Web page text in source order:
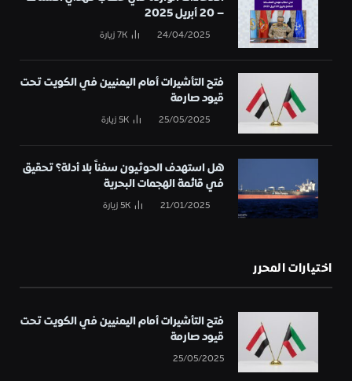
– 20 أبريل 2025
24/04/2025
7Kزيارة
فتح التأشيرات أمام اليمنيين في الكويت تحت
قيود صارمة
25/05/2025
5Kزيارة
هل استهدف الحوثيون سفناً بلا أدلة؟ تحقيق
في قائمة الهجمات البحرية
21/01/2025
5Kزيارة
اختيارات المحرر
فتح التأشيرات أمام اليمنيين في الكويت تحت
قيود صارمة
25/05/2025